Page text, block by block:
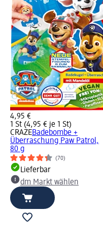
4,95 €
1 St (4,95 € je 1 St)
CRAZEBadebombe +
Überraschung Paw Patrol,
80 g
(70)
Lieferbar
dm Markt wählen